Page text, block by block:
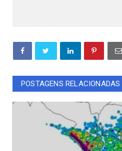
POSTAGENS RELACIONADAS